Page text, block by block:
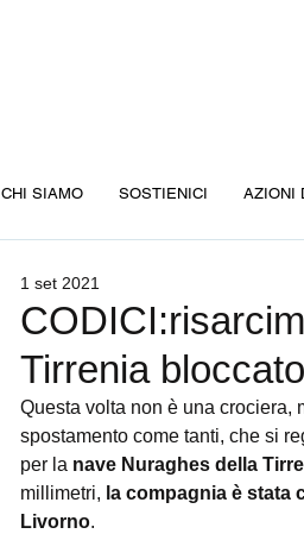
CHI SIAMO SOSTIENICI AZIONI
Tirrenia
1 set 2021
Questa volta non è una crociera,
spostamento come tanti, che si
per la nave Nuraghes della
millimetri, la compagnia è stata
Livorno.